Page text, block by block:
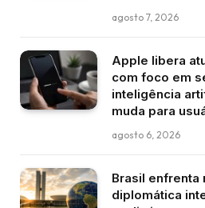
agosto 7, 2026
Apple libera
com foco em
inteligência
muda para
agosto 6, 2026
Brasil enfrenta
diplomática